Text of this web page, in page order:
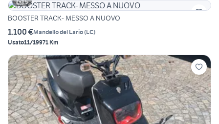
5
BOOSTER TRACK- MESSO A NUOVO
1.100 €Mandello del Lario(LC)
Usato11/19971 Km